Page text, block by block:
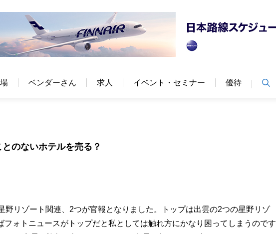
ベンダーさん 求人 イベント・セミナー 優待
のないホテルを売る？
野リゾート関連、2つが官報となりました。トップは出雲の2つの星野リゾ
ォトニュースがトップだと私としては触れ方にかなり困ってしまうのです